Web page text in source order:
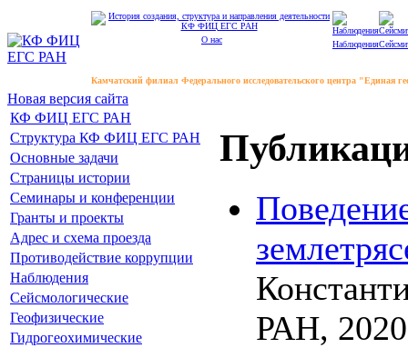
О нас Наблюдения
Камчатский филиал Федерального исследовательского центра "Единая
Новая версия сайта
КФ ФИЦ ЕГС РАН
Структура КФ ФИЦ ЕГС РАН
Основные задачи
Страницы истории
Семинары и конференции
Гранты и проекты
Адрес и схема проезда
Противодействие коррупции
Наблюдения
Сейсмологические
Геофизические
Гидрогеохимические
РАН,